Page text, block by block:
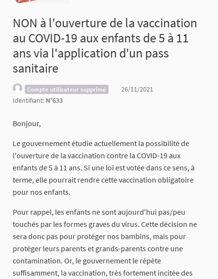
NON à l'ouverture de la vaccination
au COVID-19 aux enfants de 5 à 11
ans via l'application d'un pass
sanitaire
Compte utilisateur supprimé
26/11/2021
Identifiant: N°633
Bonjour,
Le gouvernement étudie actuellement la possibilité de
l'ouverture de la vaccination contre la COVID-19 aux
enfants de 5 à 11 ans. Si une loi est votée dans ce sens, à
terme, elle pourrait rendre cette vaccination obligatoire
pour nos enfants.
Pour rappel, les enfants ne sont aujourd'hui pas/peu
touchés par les formes graves du virus. Cette décision ne
sera donc pas pour protéger nos bambins, mais pour
protéger leurs parents et grands-parents contre une
contamination. Or, le gouvernement le répète
suffisamment, la vaccination, très fortement incitée des